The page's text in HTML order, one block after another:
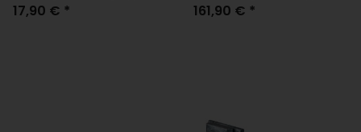
17,90 € * 161,90 € *